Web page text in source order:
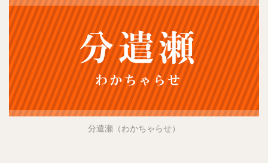
分遣瀬（わかちゃらせ）